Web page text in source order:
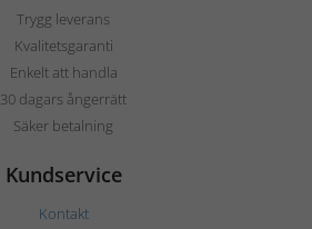
Trygg leverans
Kvalitetsgaranti
Enkelt att handla
30 dagars ångerrätt
Säker betalning
Kundservice
Kontakt